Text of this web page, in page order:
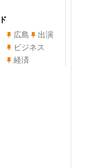
広島
出演
ビジネス
経済